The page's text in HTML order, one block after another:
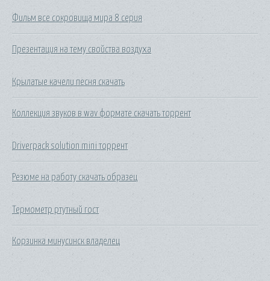
Фильм все сокровища мира 8 серия
Презентация на тему свойства воздуха
Крылатые качели песня скачать
Коллекция звуков в wav формате скачать торрент
Driverpack solution mini торрент
Резюме на работу скачать образец
Термометр ртутный гост
Корзинка минусинск владелец